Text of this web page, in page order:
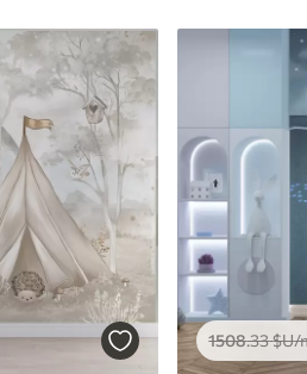
1508.33$U/